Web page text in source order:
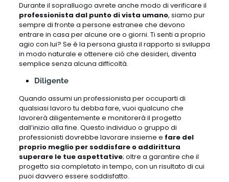
Durante il sopralluogo avrete anche modo di verificare il
professionista dal punto di vista umano, siamo pur
sempre di fronte a persone estranee che devono
entrare in casa per alcune ore o giorni. Ti senti a proprio
agio con lui? Se è la persona giusta il rapporto si sviluppa
in modo naturale e ottenere ciò che desideri, diventa
semplice senza alcuna difficoltà.
Diligente
Quando assumi un professionista per occuparti di
qualsiasi lavoro tu debba fare, vuoi qualcuno che
lavorerà diligentemente e monitorerà il progetto
dall’inizio alla fine. Questo individuo o gruppo di
professionisti dovrebbe lavorare insieme e fare del
proprio meglio per soddisfare o addirittura
superare le tue aspettative; oltre a garantire che il
progetto sia completato in tempo, con un risultato di cui
puoi davvero essere soddisfatto.